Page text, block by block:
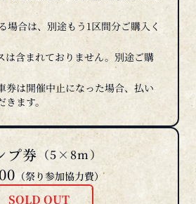
合は、別途もう1区間分ご購入く
は含まれておりません。別途ご購
券は開催中止になった場合、払い
きます。
プ券（5×8m）
（祭り参加協力費）
SOLD OUT